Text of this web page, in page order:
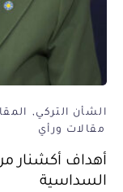
الشأن التركي
مقالات ورأي
أهداف أكشنار
السداسية